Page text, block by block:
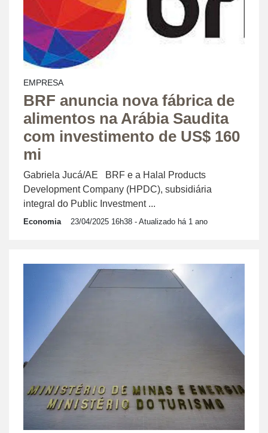
EMPRESA
BRF anuncia nova fábrica de
alimentos na Arábia Saudita
com investimento de US$ 160
mi
Gabriela Jucá/AE BRF e a Halal Products
Development Company (HPDC), subsidiária
integral do Public Investment ...
Economia 23/04/2025 16h38 - Atualizado há 1 ano